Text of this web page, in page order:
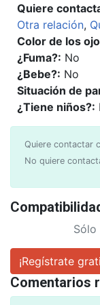
Quiere
Otra relación,
Color de los
¿Fuma?: No
¿Bebe?: No
Situación de
¿Tiene niños?:
Quiere contactar
No quiere
Sólo
¡Regístrate
Comentarios